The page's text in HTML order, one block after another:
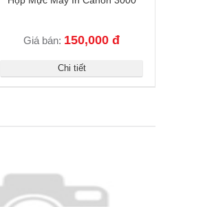
Giá bán: 150,000 đ
Chi tiết